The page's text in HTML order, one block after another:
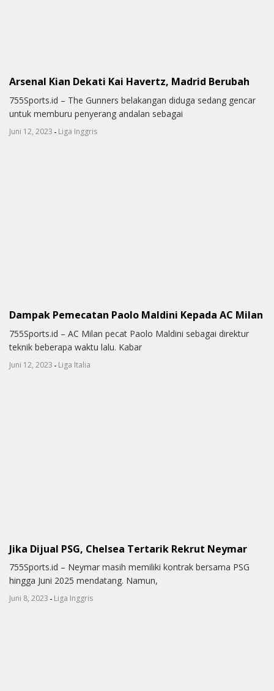
Arsenal Kian Dekati Kai Havertz, Madrid Berubah
755Sports.id – The Gunners belakangan diduga sedang gencar
untuk memburu penyerang andalan sebagai
Juni 12, 2023 - Liga Inggris
Dampak Pemecatan Paolo Maldini Kepada AC Milan
755Sports.id – AC Milan pecat Paolo Maldini sebagai direktur
teknik beberapa waktu lalu. Kabar
Juni 12, 2023 - Liga Italia
Jika Dijual PSG, Chelsea Tertarik Rekrut Neymar
755Sports.id – Neymar masih memiliki kontrak bersama PSG
hingga Juni 2025 mendatang. Namun,
Juni 8, 2023 - Liga Inggris